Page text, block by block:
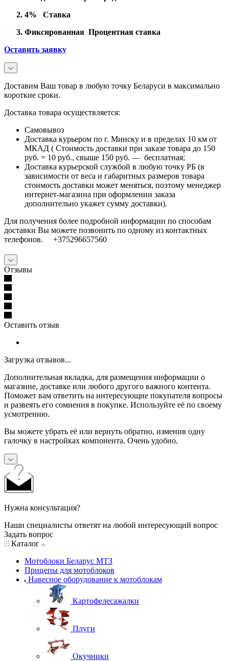
4% Ставка
Фиксированная Процентная ставка
Оставить заявку
Доставим Ваш товар в любую точку Беларуси в максимально
короткие сроки.
Доставка товара осуществляется:
Самовывоз
Доставка курьером по г. Минску и в пределах 10 км от
МКАД ( Стоимость доставки при заказе товара до 150
руб. = 10 руб., свыше 150 руб. — бесплатная;
Доставка курьерской службой в любую точку РБ (в
зависимости от веса и габаритных размеров товара
стоимость доставки может меняться, поэтому менеджер
интернет-магазина при оформлении заказа
дополнительно укажет сумму доставки).
Для получения более подробной информации по способам
доставки Вы можете позвонить по одному из контактных
телефонов. +375296657560
Отзывы
Оставить отзыв
Загрузка отзывов...
Дополнительная вкладка, для размещения информации о
магазине, доставке или любого другого важного контента.
Поможет вам ответить на интересующие покупателя вопросы
и развеять его сомнения в покупке. Используйте её по своему
усмотрению.
Вы можете убрать её или вернуть обратно, изменив одну
галочку в настройках компонента. Очень удобно.
Нужна консультация?
Наши специалисты ответят на любой интересующий вопрос
Задать вопрос
Каталог
Мотоблоки Беларус МТЗ
Прицепы для мотоблоков
Навесное оборудование к мотоблокам
Картофелесажалки
Плуги
Окучники